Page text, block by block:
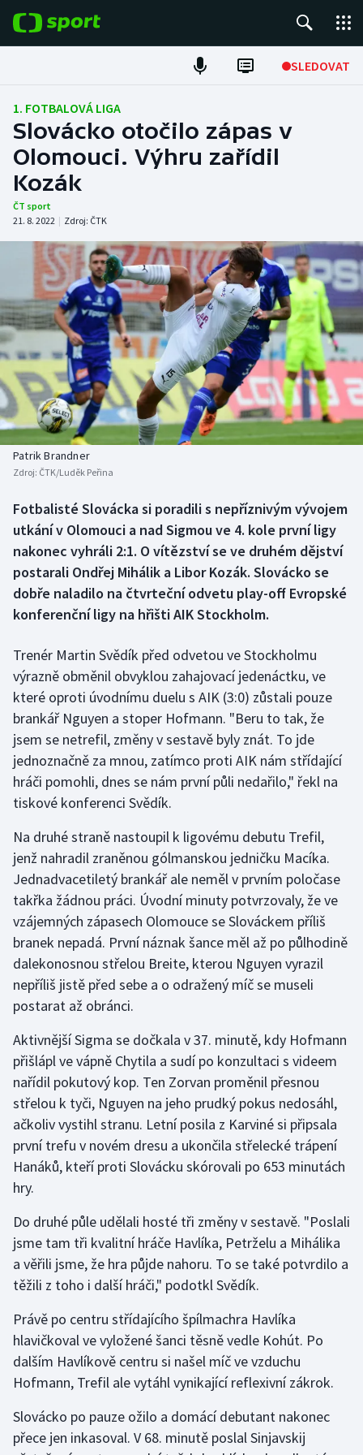
SLEDOVAT
Fotbal
Hokej
Tenis
Atletika
Cyklistika
DALŠÍ SPORTY
Americký fotbal
Baseball a softbal
Basketbal
Biatlon
Box
Curling
Dostihy
Florbal
Futsal
Golf
Gymnastika
Házená
Jezdectví
Judo
Krasobruslení
Lezení
Lyže a snowboard
Moderní pětiboj
Motorsport
Olympijské hry
Parasport
Plavání
Plážový volejbal
Ragby
Rychlobruslení
Rychlostní kanoistika
Short track
Sportovní střelba
NEPŘEHLÉDNĚTE
Soutěže
Historické návraty
Aplikace ČT sport
1. FOTBALOVÁ LIGA
Slovácko otočilo zápas v
Olomouci. Výhru zařídil
Kozák
ČT sport
21. 8. 2022 | Zdroj: ČTK
Patrik Brandner
Zdroj: ČTK/Luděk Peřina
Fotbalisté Slovácka si poradili s nepříznivým vývojem
utkání v Olomouci a nad Sigmou ve 4. kole první ligy
nakonec vyhráli 2:1. O vítězství se ve druhém dějství
postarali Ondřej Mihálik a Libor Kozák. Slovácko se
dobře naladilo na čtvrteční odvetu play-off Evropské
konferenční ligy na hřišti AIK Stockholm.
Trenér Martin Svědík před odvetou ve Stockholmu
výrazně obměnil obvyklou zahajovací jedenáctku, ve
které oproti úvodnímu duelu s AIK (3:0) zůstali pouze
brankář Nguyen a stoper Hofmann. "Beru to tak, že
jsem se netrefil, změny v sestavě byly znát. To jde
jednoznačně za mnou, zatímco proti AIK nám střídající
hráči pomohli, dnes se nám první půli nedařilo," řekl na
tiskové konferenci Svědík.
Na druhé straně nastoupil k ligovému debutu Trefil,
jenž nahradil zraněnou gólmanskou jedničku Macíka.
Jednadvacetiletý brankář ale neměl v prvním poločase
takřka žádnou práci. Úvodní minuty potvrzovaly, že ve
vzájemných zápasech Olomouce se Slováckem příliš
branek nepadá. První náznak šance měl až po půlhodině
dalekonosnou střelou Breite, kterou Nguyen vyrazil
nepříliš jistě před sebe a o odražený míč se museli
postarat až obránci.
Aktivnější Sigma se dočkala v 37. minutě, kdy Hofmann
přišlápl ve vápně Chytila a sudí po konzultaci s videem
nařídil pokutový kop. Ten Zorvan proměnil přesnou
střelou k tyči, Nguyen na jeho prudký pokus nedosáhl,
ačkoliv vystihl stranu. Letní posila z Karviné si připsala
první trefu v novém dresu a ukončila střelecké trápení
Hanáků, kteří proti Slovácku skórovali po 653 minutách
hry.
Do druhé půle udělali hosté tři změny v sestavě. "Poslali
jsme tam tři kvalitní hráče Havlíka, Petrželu a Mihálika
a věřili jsme, že hra půjde nahoru. To se také potvrdilo a
těžili z toho i další hráči," podotkl Svědík.
Právě po centru střídajícího špílmachra Havlíka
hlavičkoval ve vyložené šanci těsně vedle Kohút. Po
dalším Havlíkově centru si našel míč ve vzduchu
Hofmann, Trefil ale vytáhl vynikající reflexivní zákrok.
Slovácko po pauze ožilo a domácí debutant nakonec
přece jen inkasoval. V 68. minutě poslal Sinjavskij